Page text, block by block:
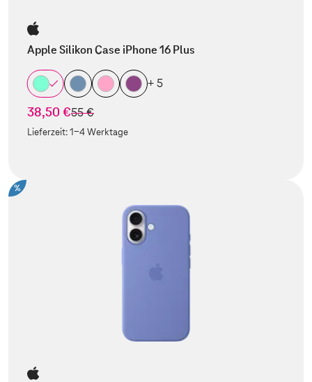
Apple Silikon Case iPhone 16 Plus
+ 5
38,50 €statt
55 €
Lieferzeit:1-4 Werktage
%